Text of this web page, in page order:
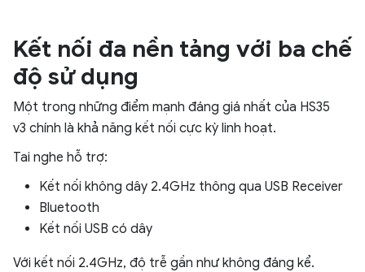
Kết nối đa nền tảng với ba chế
độ sử dụng
Một trong những điểm mạnh đáng giá nhất của HS35
v3 chính là khả năng kết nối cực kỳ linh hoạt.
Tai nghe hỗ trợ:
Kết nối không dây 2.4GHz thông qua USB Receiver
Bluetooth
Kết nối USB có dây
Với kết nối 2.4GHz, độ trễ gần như không đáng kể.